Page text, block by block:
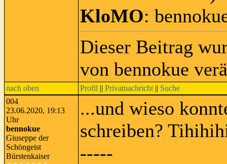
KloMO:
Dieser Beitrag
von bennokue
nach oben Profil || Privatnachricht || Suche
004
23.06.2020, 19:13
Uhr
bennokue
Giuseppe der
Schöngeist
Bürstenkaiser
...und wieso
schreiben?
-----